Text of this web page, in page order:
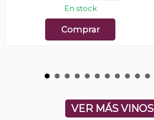
En stock
Comprar
VER MÁS VINOS